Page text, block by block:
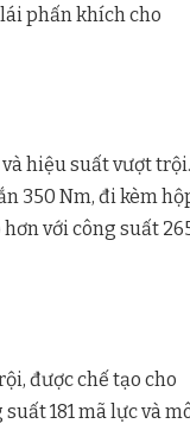
phấn khích cho
hiệu suất vượt trội.
350 Nm, đi kèm
với công suất
được chế tạo cho
181 mã lực và